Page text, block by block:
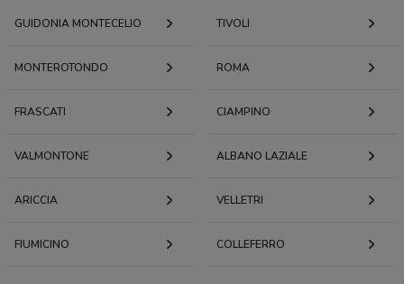
GUIDONIA MONTECELIO TIVOLI
MONTEROTONDO ROMA
FRASCATI CIAMPINO
VALMONTONE ALBANO LAZIALE
ARICCIA VELLETRI
FIUMICINO COLLEFERRO